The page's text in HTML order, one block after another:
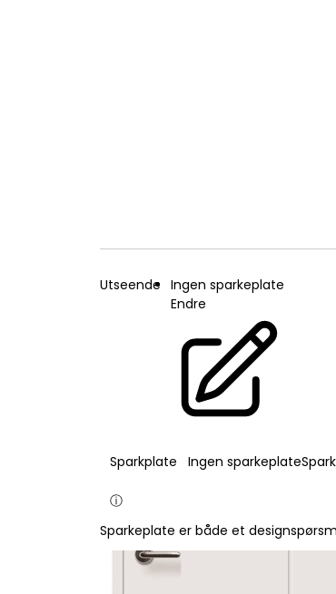
Utseende
Ingen sparkeplate
Endre
Sparkplate Ingen sparkeplate
ⓘ
Sparkeplate er både et